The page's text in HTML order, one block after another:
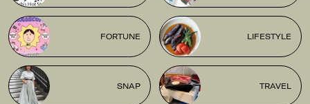
FORTUNE LIFESTYLE
SNAP TRAVEL